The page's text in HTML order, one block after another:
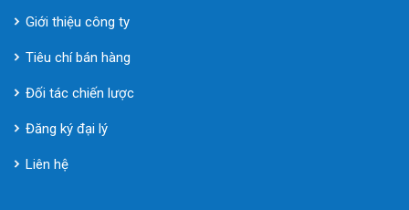
Giới thiệu công ty
Tiêu chí bán hàng
Đối tác chiến lược
Đăng ký đại lý
Liên hệ